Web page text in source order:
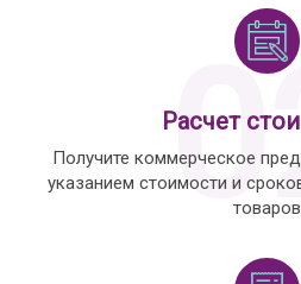
Расчет
Получите коммерческое
указанием стоимости и
товаров